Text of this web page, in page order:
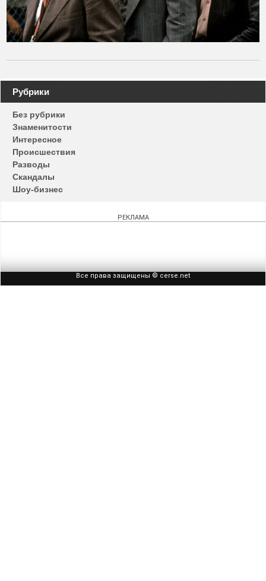
Навигация
по
записям
Рубрики
Без рубрики
Знаменитости
Интересное
Происшествия
Разводы
Скандалы
Шоу-бизнес
РЕКЛАМА
Все права защищены © cerse.net